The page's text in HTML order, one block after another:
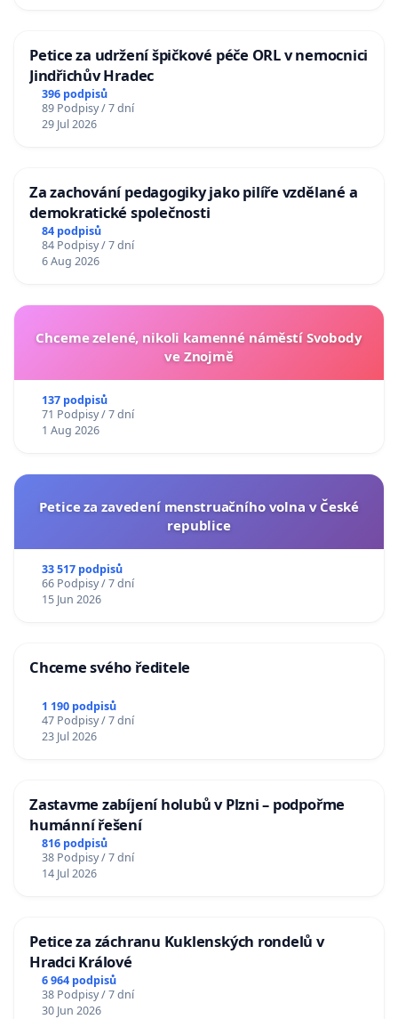
Petice za udržení špičkové péče ORL v nemocnici
Jindřichův Hradec
396 podpisů
89 Podpisy / 7 dní
29 Jul 2026
Za zachování pedagogiky jako pilíře vzdělané a
demokratické společnosti
84 podpisů
84 Podpisy / 7 dní
6 Aug 2026
Chceme zelené, nikoli kamenné náměstí Svobody
ve Znojmě
137 podpisů
71 Podpisy / 7 dní
1 Aug 2026
Petice za zavedení menstruačního volna v České
republice
33 517 podpisů
66 Podpisy / 7 dní
15 Jun 2026
Chceme svého ředitele
1 190 podpisů
47 Podpisy / 7 dní
23 Jul 2026
Zastavme zabíjení holubů v Plzni – podpořme
humánní řešení
816 podpisů
38 Podpisy / 7 dní
14 Jul 2026
Petice za záchranu Kuklenských rondelů v
Hradci Králové
6 964 podpisů
38 Podpisy / 7 dní
30 Jun 2026